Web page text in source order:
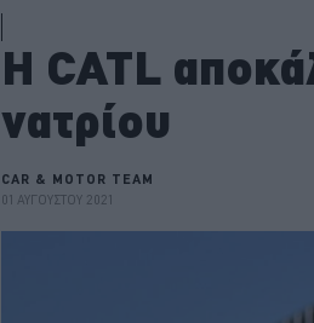
H CATL
νατρίου
CAR & MOTOR TEAM
01 ΑΥΓΟΥΣΤΟΥ 2021